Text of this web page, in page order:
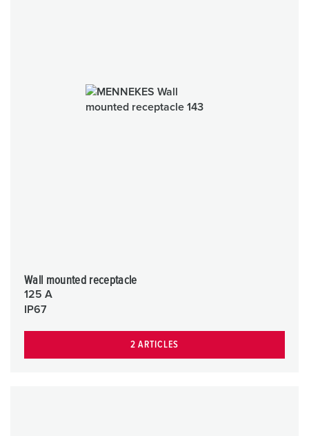
Wall mounted receptacle
125 A
IP67
2 ARTICLES